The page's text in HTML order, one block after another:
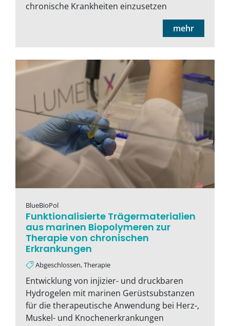
chronische Krankheiten einzusetzen
mehr
BlueBioPol
Funktionalisierte Trägermaterialien
aus marinen Biopolymeren zur
Therapie von chronischen
Erkrankungen
Abgeschlossen, Therapie
Entwicklung von injizier- und druckbaren
Hydrogelen mit marinen Gerüstsubstanzen
für die therapeutische Anwendung bei Herz-,
Muskel- und Knochenerkrankungen